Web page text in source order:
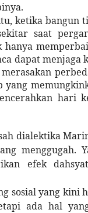
ketika bangun
saat
hanya
dapat menjaga
hari
dialektika
menggugah.
efek
sosial yang kini
ada hal